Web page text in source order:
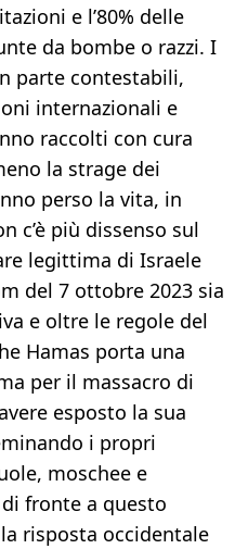
e l’80% delle
da bombe o razzi. I
parte contestabili,
internazionali e
raccolti con cura
la strage dei
perso la vita, in
c’è più dissenso sul
legittima di Israele
del 7 ottobre 2023 sia
e oltre le regole del
Hamas porta una
per il massacro di
esposto la sua
i propri
moschee e
fronte a questo
risposta occidentale